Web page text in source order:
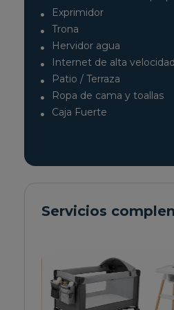
Exprimidor
Trona
Hervidor agua
Internet de alta velocidad
Patio / Terraza
Ropa de cama y toallas
Caja Fuerte
Servicios